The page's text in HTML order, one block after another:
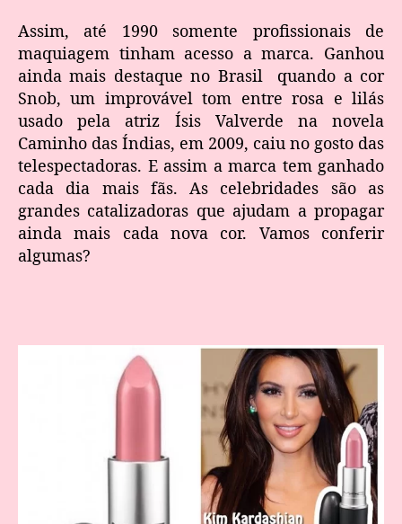
Assim, até 1990 somente profissionais de
maquiagem tinham acesso a marca. Ganhou
ainda mais destaque no Brasil quando a cor
Snob, um improvável tom entre rosa e lilás
usado pela atriz Ísis Valverde na novela
Caminho das Índias, em 2009, caiu no gosto das
telespectadoras. E assim a marca tem ganhado
cada dia mais fãs. As celebridades são as
grandes catalizadoras que ajudam a propagar
ainda mais cada nova cor. Vamos conferir
algumas?